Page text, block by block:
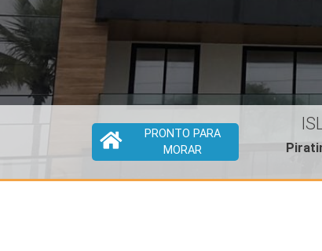
PRONTO PARA
MORAR